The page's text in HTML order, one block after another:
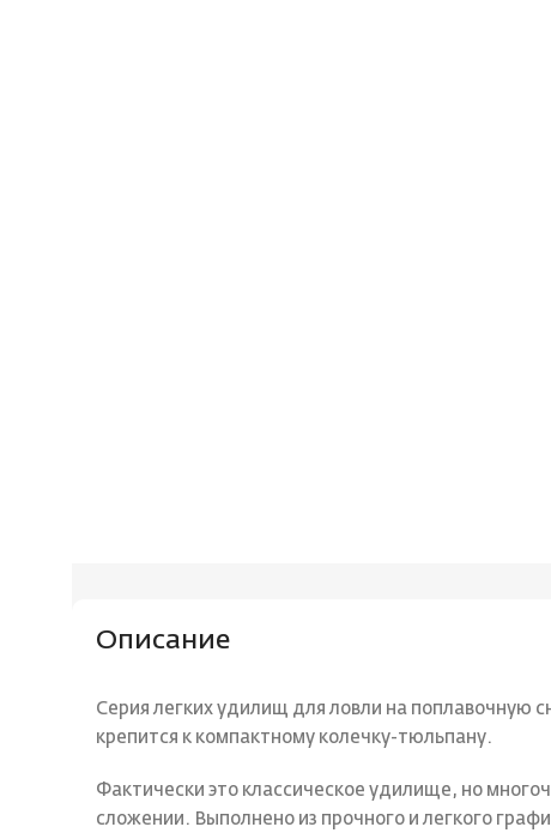
Описание
Серия легких удилищ для ловли на поплавочную
крепится к компактному колечку-тюльпану.
Фактически это классическое удилище, но
сложении. Выполнено из прочного и легкого